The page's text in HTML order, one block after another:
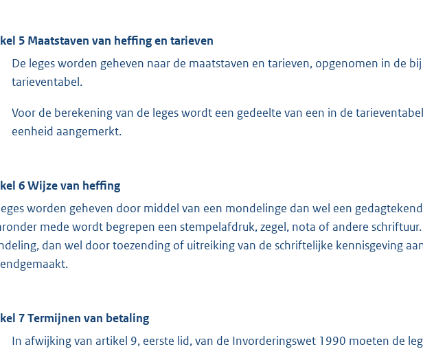
5 Maatstaven van heffing en tarieven
De leges worden geheven naar de maatstaven en tarieven, opgenomen in de
tarieventabel.
Voor de berekening van de leges wordt een gedeelte van een in de
eenheid aangemerkt.
6 Wijze van heffing
worden geheven door middel van een mondelinge dan wel een
mede wordt begrepen een stempelafdruk, zegel, nota of andere
dan wel door toezending of uitreiking van de schriftelijke kennisgeving
7 Termijnen van betaling
In afwijking van artikel 9, eerste lid, van de Invorderingswet 1990 moeten de